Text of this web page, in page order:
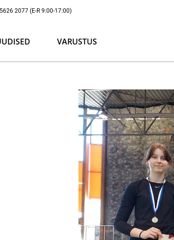
2077 (E-R 9:00-17:00)
VARUSTUS